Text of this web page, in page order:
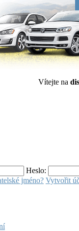
Vítejte na
Heslo:
jméno? Vytvořit